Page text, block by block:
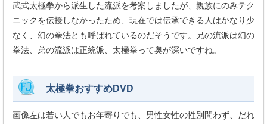
武式太極拳から派生した流派を考案しましたが、親族にのみテク
ニックを伝授しなかったため、現在では伝承できる人はかなり少
なく、幻の拳法とも呼ばれているのだそうです。兄の流派は幻の
拳法、弟の流派は正統派、太極拳って奥が深いですね。
太極拳おすすめDVD
画像左は若い人でもお年寄りでも、男性女性の性別問わず、だれ